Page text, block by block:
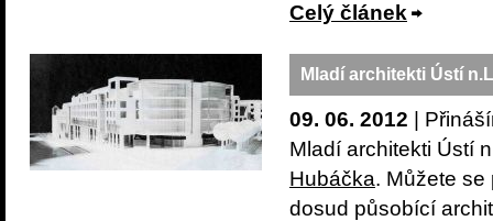
Celý článek
Mladí architekti Ústí
09. 06. 2012 |
Mladí architekti Ústí
Hubáčka. Můžete se
dosud působící